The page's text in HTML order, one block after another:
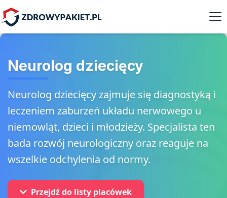
Neurolog dziecięcy
Neurolog dziecięcy zajmuje się diagnostyką i
leczeniem zaburzeń układu nerwowego u
niemowląt, dzieci i młodzieży. Specjalista ten
bada rozwój neurologiczny oraz reaguje na
wszelkie odchylenia od normy.
Przejdź do listy placówek